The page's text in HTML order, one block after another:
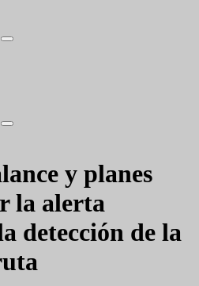
y planes
la alerta
detección de la